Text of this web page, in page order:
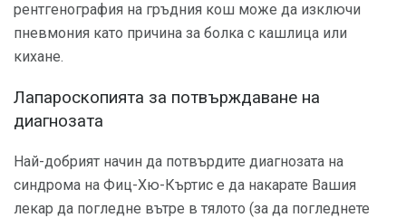
рентгенография на гръдния кош може да изключи
пневмония като причина за болка с кашлица или
кихане.
Лапароскопията за потвърждаване на
диагнозата
Най-добрият начин да потвърдите диагнозата на
синдрома на Фиц-Хю-Къртис е да накарате Вашия
лекар да погледне вътре в тялото (за да погледнете